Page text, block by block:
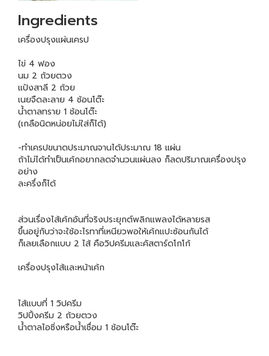
Ingredients
เครื่องปรุงแผ่นเครป
ไข่ 4 ฟอง
นม 2 ถ้วยตวง
แป้งสาลี 2 ถ้วย
เนยจืดละลาย 4 ช้อนโต๊ะ
น้ำตาลทราย 1 ช้อนโต๊ะ
(เกลือนิดหน่อยไม่ใส่ก็ได้)
-ทำเครปขนาดประมาณจานได้ประมาณ 18 แผ่น
ถ้าไม่ได้ทำเป็นเค้กอยากลดจำนวนแผ่นลง ก็ลดปริมาณเครื่องปรุง
อย่าง
ละครึ่งก็ได้
ส่วนเรื่องไส้เค้กอันที่จริงประยุกต์พลิกแพลงได้หลายรส
ขึ้นอยู่กับว่าจะใช้อะไรทาที่เหนียวพอให้เค้กแปะซ้อนกันได้
ก็เลยเลือกแบบ 2 ไส้ คือวิปครีมและคัสตาร์ดโกโก้
เครื่องปรุงไส้และหน้าเค้ก
ไส้แบบที่ 1 วิปครีม
วิปปิ้งครีม 2 ถ้วยตวง
น้ำตาลไอซิ่งหรือน้ำเชื่อม 1 ช้อนโต๊ะ